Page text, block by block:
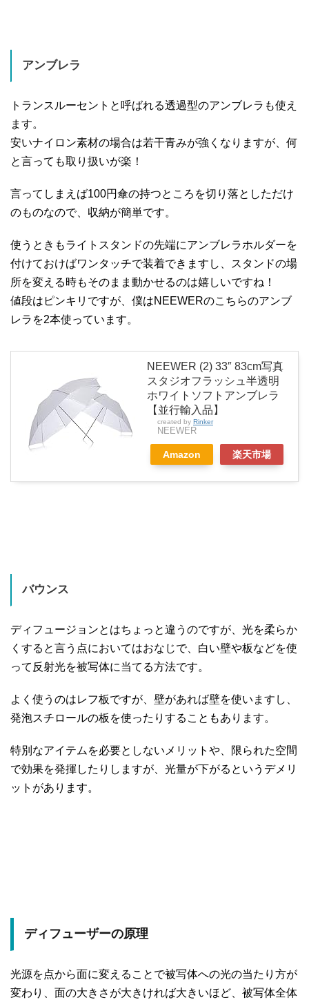
アンブレラ
トランスルーセントと呼ばれる透過型のアンブレラも使え
ます。
安いナイロン素材の場合は若干青みが強くなりますが、何
と言っても取り扱いが楽！
言ってしまえば100円傘の持つところを切り落としただけ
のものなので、収納が簡単です。
使うときもライトスタンドの先端にアンブレラホルダーを
付けておけばワンタッチで装着できますし、スタンドの場
所を変える時もそのまま動かせるのは嬉しいですね！
値段はピンキリですが、僕はNEEWERのこちらのアンブ
レラを2本使っています。
NEEWER (2) 33″ 83cm写真
スタジオフラッシュ半透明
ホワイトソフトアンブレラ
【並行輸入品】
created by Rinker
NEEWER
Amazon 楽天市場
バウンス
ディフュージョンとはちょっと違うのですが、光を柔らか
くすると言う点においてはおなじで、白い壁や板などを使
って反射光を被写体に当てる方法です。
よく使うのはレフ板ですが、壁があれば壁を使いますし、
発泡スチロールの板を使ったりすることもあります。
特別なアイテムを必要としないメリットや、限られた空間
で効果を発揮したりしますが、光量が下がるというデメリ
ットがあります。
ディフューザーの原理
光源を点から面に変えることで被写体への光の当たり方が
変わり、面の大きさが大きければ大きいほど、被写体全体